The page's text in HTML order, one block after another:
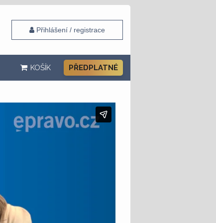
Přihlášení / registrace
KOŠÍK PŘEDPLATNÉ